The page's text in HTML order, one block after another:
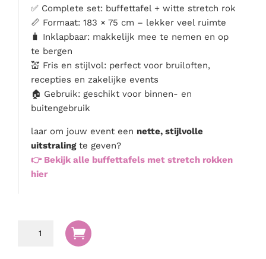
✅ Complete set: buffettafel + witte stretch rok
📏 Formaat: 183 × 75 cm – lekker veel ruimte
🧳 Inklapbaar: makkelijk mee te nemen en op
te bergen
💒 Fris en stijlvol: perfect voor bruiloften,
recepties en zakelijke events
🏠 Gebruik: geschikt voor binnen- en
buitengebruik
laar om jouw event een nette, stijlvolle
uitstralingte geven?
👉 Bekijk alle buffettafels met stretch rokken
hier
